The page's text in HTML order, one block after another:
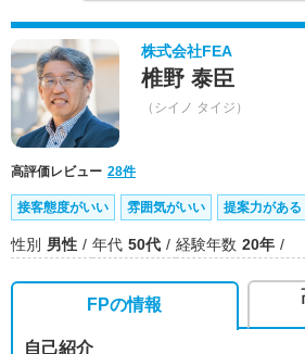
株式会社FEA
椎野 泰臣
（シイノ タイジ）
高評価レビュー 28件
接客態度がいい 雰囲気がいい 提案力がある
性別 男性 年代 50代 経験年数 20年
FPの情報
自己紹介